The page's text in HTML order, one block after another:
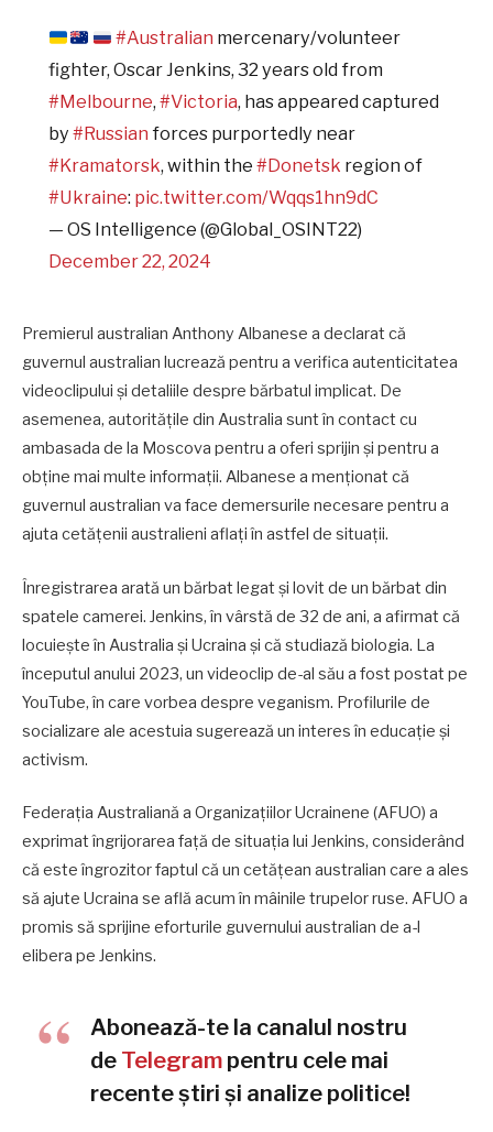
#Australian mercenary/volunteer
fighter, Oscar Jenkins, 32 years old from
#Melbourne,#Victoria, has appeared captured
by#Russian forces purportedly near
#Kramatorsk, within the#Donetsk region of
#Ukraine: pic.twitter.com/Wqqs1hn9dC
— OS Intelligence (@Global_OSINT22)
December 22, 2024
Premierul australian Anthony Albanese a declarat că
guvernul australian lucrează pentru a verifica autenticitatea
videoclipului și detaliile despre bărbatul implicat. De
asemenea, autoritățile din Australia sunt în contact cu
ambasada de la Moscova pentru a oferi sprijin și pentru a
obține mai multe informații. Albanese a menționat că
guvernul australian va face demersurile necesare pentru a
ajuta cetățenii australieni aflați în astfel de situații.
Înregistrarea arată un bărbat legat și lovit de un bărbat din
spatele camerei. Jenkins, în vârstă de 32 de ani, a afirmat că
locuiește în Australia și Ucraina și că studiază biologia. La
începutul anului 2023, un videoclip de-al său a fost postat pe
YouTube, în care vorbea despre veganism. Profilurile de
socializare ale acestuia sugerează un interes în educație și
activism.
Federația Australiană a Organizațiilor Ucrainene (AFUO) a
exprimat îngrijorarea față de situația lui Jenkins, considerând
că este îngrozitor faptul că un cetățean australian care a ales
să ajute Ucraina se află acum în mâinile trupelor ruse. AFUO a
promis să sprijine eforturile guvernului australian de a-l
elibera pe Jenkins.
Abonează-te la canalul nostru
de Telegram pentru cele mai
recente știri și analize politice!